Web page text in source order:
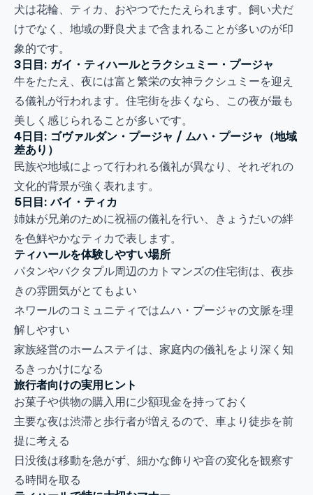
犬は花輪、ティカ、おやつでたたえられます。飼い犬だ
けでなく、地域の野良犬まで含まれることが多いのが印
象的です。
3日目: ガイ・ティハールとラクシュミー・プージャ
牛をたたえ、夜には富と繁栄の女神ラクシュミーを迎え
る儀礼が行われます。住宅街を歩くなら、この夜が最も
美しく感じられることが多いです。
4日目: ゴヴァルダン・プージャ / ムハ・プージャ（地域
差あり）
民族や地域によって行われる儀礼が異なり、それぞれの
文化的背景が強く表れます。
5日目: バイ・ティカ
姉妹が兄弟のために祝福の儀礼を行い、きょうだいの絆
を色鮮やかなティカで表します。
ティハールを体験しやすい場所
パタンやバクタプル周辺のカトマンズの住宅街は、夜歩
きの雰囲気がとてもよい
ネワールのコミュニティではムハ・プージャの文脈を理
解しやすい
家族経営のホームステイは、家庭内の儀礼をより深く知
るきっかけになる
旅行者向けの実用ヒント
お菓子や供物の購入用に少額現金を持っておく
主要な夜は渋滞と歩行者が増えるので、車より徒歩を前
提に考える
日没後は移動を急がず、細かな飾りや音の変化を観察す
る時間を取る